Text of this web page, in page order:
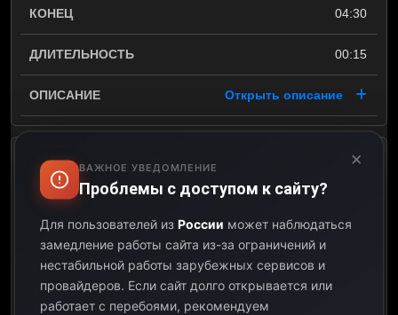
04:30
00:15
Открыть описание
Super League Rugby
×
ВАЖНОЕ УВЕДОМЛЕНИЕ
Проблемы с доступом к сайту?
Для пользователей из России может наблюдаться
замедление работы сайта из-за ограничений и
нестабильной работы зарубежных сервисов и
провайдеров. Если сайт долго открывается или
работает с перебоями, рекомендуем